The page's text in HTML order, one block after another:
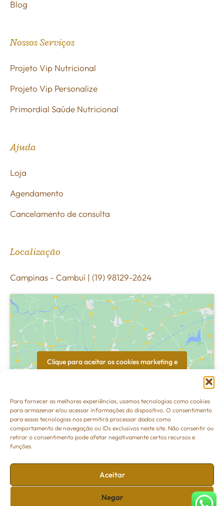
Para fornecer as melhores experiências, usamos tecnologias como cookies
para armazenar e/ou acessar informações do dispositivo. O consentimento
para essas tecnologias nos permitirá processar dados como
comportamento de navegação ou IDs exclusivos neste site. Não consentir ou
retirar o consentimento pode afetar negativamente certos recursos e
funções.
Aceitar
Negar
Blog
Nossos Serviços
Projeto Vip Nutricional
Projeto Vip Personalize
Primordial Saúde Nutricional
Ajuda
Loja
Agendamento
Cancelamento de consulta
Localização
Campinas - Cambuí | (19) 98129-2624
Clique para aceitar os cookies marketing e